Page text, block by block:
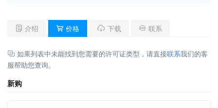
介绍 价格 下载 联系
如果列表中未能找到您需要的许可证类型，请直接联系我们的客
服帮助您查询。
新购